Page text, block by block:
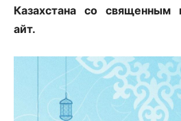
Казахстана со священным
айт.